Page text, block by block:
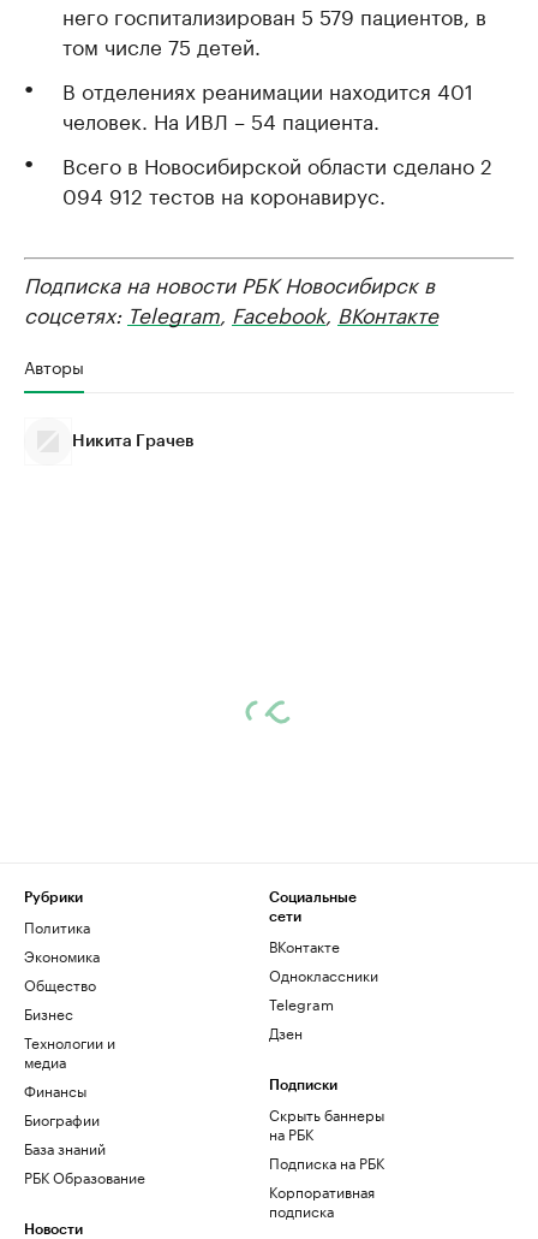
него госпитализирован 5 579 пациентов, в
том числе 75 детей.
В отделениях реанимации находится 401
человек. На ИВЛ – 54 пациента.
Всего в Новосибирской области сделано 2
094 912 тестов на коронавирус.
Подписка на новости РБК Новосибирск в
соцсетях: Telegram, Facebook, ВКонтакте
Авторы
Никита Грачев
Рубрики
Политика
Экономика
Общество
Бизнес
Технологии и
медиа
Финансы
Биографии
База знаний
РБК Образование
Новости
Социальные
сети
ВКонтакте
Одноклассники
Telegram
Дзен
Подписки
Скрыть баннеры
на РБК
Подписка на РБК
Корпоративная
подписка